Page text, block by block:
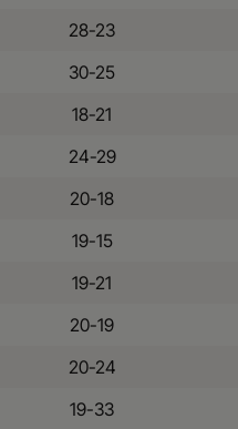
28-23
30-25
18-21
24-29
20-18
19-15
19-21
20-19
20-24
19-33